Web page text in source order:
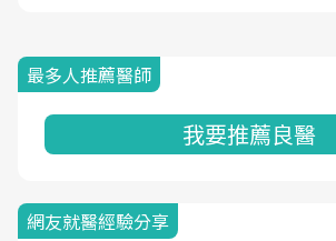
最多人推薦醫師
我要推薦良醫
網友就醫經驗分享